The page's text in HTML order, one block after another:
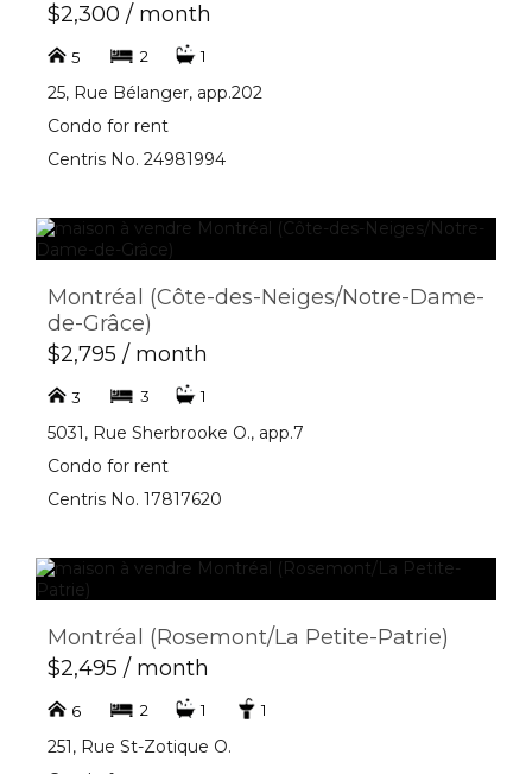
$2,300 / month
5 2 1
25, Rue Bélanger, app.202
Condo for rent
Centris No. 24981994
Montréal (Côte-des-Neiges/Notre-Dame-
de-Grâce)
$2,795 / month
3 3 1
5031, Rue Sherbrooke O., app.7
Condo for rent
Centris No. 17817620
Montréal (Rosemont/La Petite-Patrie)
$2,495 / month
6 2 1 1
251, Rue St-Zotique O.